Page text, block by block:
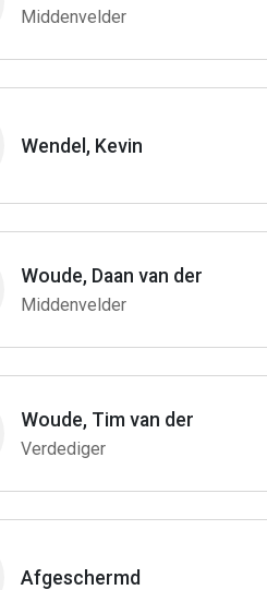
Middenvelder
Wendel, Kevin
Woude, Daan van der
Middenvelder
Woude, Tim van der
Verdediger
Afgeschermd